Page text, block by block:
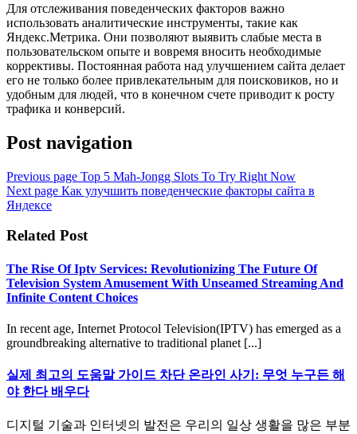
Для отслеживания поведенческих факторов важно
использовать аналитические инструменты, такие как
Яндекс.Метрика. Они позволяют выявить слабые места в
пользовательском опыте и вовремя вносить необходимые
коррективы. Постоянная работа над улучшением сайта делает
его не только более привлекательным для поисковиков, но и
удобным для людей, что в конечном счете приводит к росту
трафика и конверсий.
Post navigation
Previous page Top 5 Mah-Jongg Slots To Try Right Now
Next page Как улучшить поведенческие факторы сайта в
Яндексе
Related Post
The Rise Of Iptv Services: Revolutionizing The Future Of
Television System Amusement With Unseamed Streaming And
Infinite Content Choices
In recent age, Internet Protocol Television(IPTV) has emerged as a
groundbreaking alternative to traditional planet [...]
실제 최고의 도움말 가이드 차단 온라인 사기: 무엇 누구든 해
야 한다 배우다
디지털 기술과 인터넷의 발전은 우리의 일상 생활을 많은 부분